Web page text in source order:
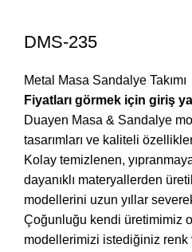
DMS-235
Metal Masa Sandalye Takımı
Fiyatları görmek için giriş
Duayen Masa & Sandalye
tasarımları ve kaliteli
Kolay temizlenen,
dayanıklı materyallerden
modellerini uzun yıllar
Çoğunluğu kendi üretimimiz
modellerimizi istediğiniz